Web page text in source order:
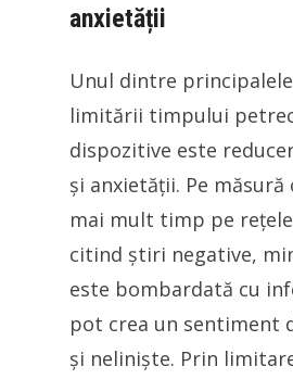
anxietății
Unul dintre
limitării timpului
dispozitive este
și anxietății. Pe măsură
mai mult timp pe
citind știri negative,
este bombardată cu
pot crea un sentiment
și neliniște. Prin